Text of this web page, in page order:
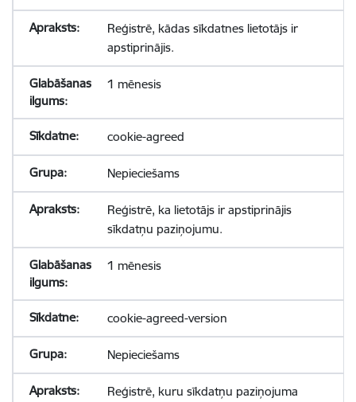
Reģistrē, kādas sīkdatnes lietotājs ir
apstiprinājis.
1 mēnesis
cookie-agreed
Nepieciešams
Reģistrē, ka lietotājs ir apstiprinājis
sīkdatņu paziņojumu.
1 mēnesis
cookie-agreed-version
Nepieciešams
Reģistrē, kuru sīkdatņu paziņojuma